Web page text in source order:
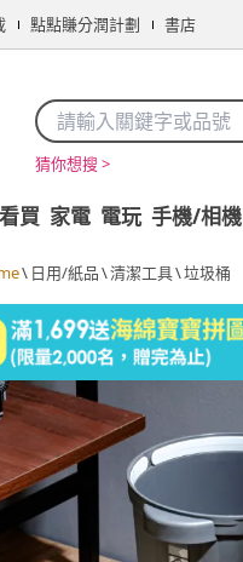
點點賺分潤計劃 書店
猜你想搜 >
買 家電 電玩 手機/相機
\ 日用/紙品\清潔工具\垃圾桶